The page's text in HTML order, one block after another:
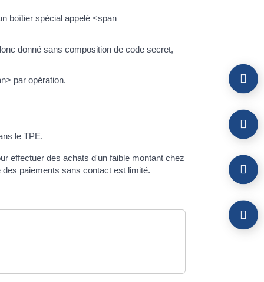
boîtier spécial appelé <span
donné sans composition de code secret,
par opération.
le TPE.
effectuer des achats d'un faible montant chez
paiements sans contact est limité.